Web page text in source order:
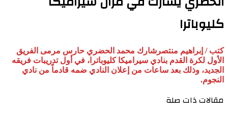
كليوباترا
كتب / إبراهيم منتصر شارك محمد الحضري حارس مرمى الفريق
الأول لكرة القدم بنادي سيراميكا كليوباترا، في أول تدريبات فريقه
الجديد، وذلك بعد ساعات من إعلان النادي ضمه قادماً من نادي
النجوم.
مقالات ذات صلة